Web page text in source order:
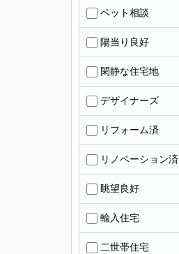
ペット相談
陽当り良好
閑静な住宅地
デザイナーズ
リフォーム済
リノベーション済
眺望良好
輸入住宅
二世帯住宅